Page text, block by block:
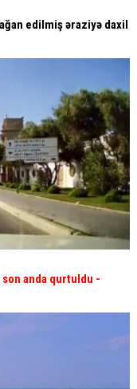
edilmiş əraziyə daxil
son anda qurtuldu -